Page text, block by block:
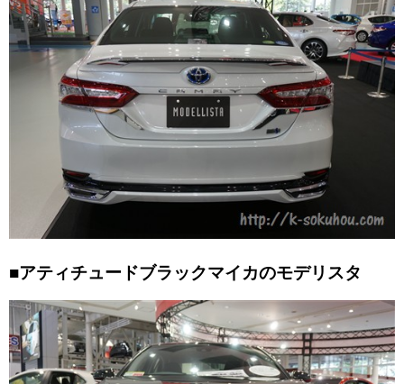
■アティチュードブラックマイカのモデリスタ